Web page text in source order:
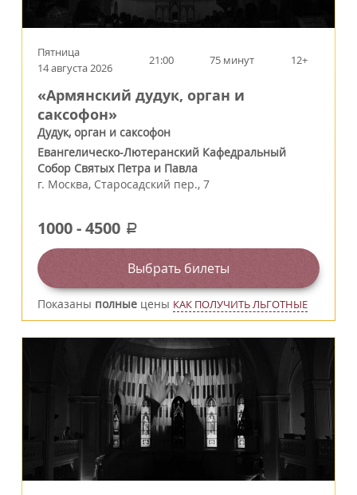
Пятница
14 августа 2026
21:00 75 минут 12+
«Армянский дудук, орган и
саксофон»
Дудук, орган и саксофон
Евангелическо-Лютеранский Кафедральный
Собор Святых Петра и Павла
г. Москва, Старосадский пер., 7
1000-4500 a
Выбрать билеты
Показаны полные цены КАК ПОЛУЧИТЬ ЛЬГОТНЫЕ